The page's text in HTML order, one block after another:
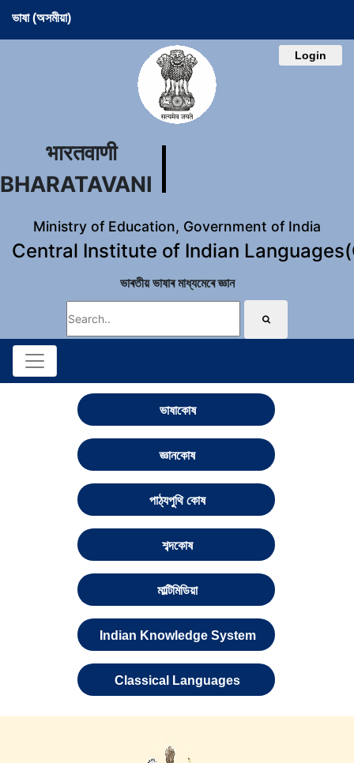
ভাষা (অসমীয়া)
Login
भारतवाणी
BHARATAVANI
Ministry of Education, Government of India
Central Institute of Indian
ভাৰতীয় ভাষাৰ মাধ্যমেৰে জ্ঞান
ভাষাকোষ
জ্ঞানকোষ
পাঠ্যপুথি কোষ
শব্দকোষ
মাল্টিমিডিয়া
Indian Knowledge System
Classical Languages